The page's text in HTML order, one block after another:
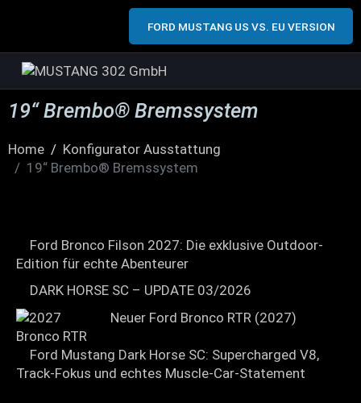
FORD MUSTANG US VS. EU VERSION
19“ Brembo® Bremssystem
Home
Konfigurator Ausstattung
19“ Brembo® Bremssystem
Ford Bronco Filson 2027: Die exklusive Outdoor-
Edition für echte Abenteurer
DARK HORSE SC – UPDATE 03/2026
Neuer Ford Bronco RTR (2027)
Ford Mustang Dark Horse SC: Supercharged V8,
Track-Fokus und echtes Muscle-Car-Statement